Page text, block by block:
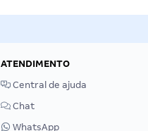
ATENDIMENTO
Central de ajuda
Chat
WhatsApp